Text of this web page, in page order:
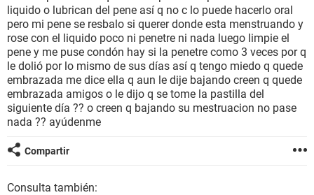
SEXUALIDAD
GLOSARIO
liquido o lubrican del pene así q no c lo puede hacerlo oral
pero mi pene se resbalo si querer donde esta menstruando y
rose con el liquido poco ni penetre ni nada luego limpie el
pene y me puse condón hay si la penetre como 3 veces por q
le dolió por lo mismo de sus días así q tengo miedo q quede
embrazada me dice ella q aun le dije bajando creen q quede
embrazada amigos o le dijo q se tome la pastilla del
siguiente día ?? o creen q bajando su mestruacion no pase
nada ?? ayúdenme
Compartir
Consulta también: